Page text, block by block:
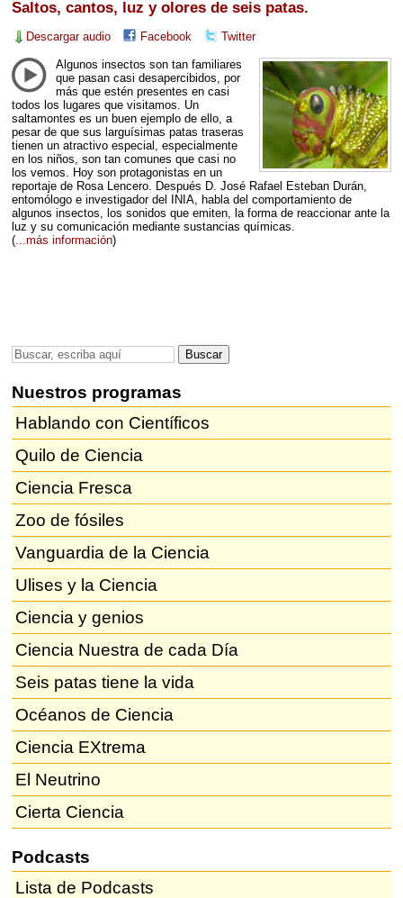
Saltos, cantos, luz y olores de seis patas.
Descargar audio Facebook Twitter
Algunos insectos son tan familiares
que pasan casi desapercibidos, por
más que estén presentes en casi
todos los lugares que visitamos. Un
saltamontes es un buen ejemplo de ello, a
pesar de que sus larguísimas patas traseras
tienen un atractivo especial, especialmente
en los niños, son tan comunes que casi no
los vemos. Hoy son protagonistas en un
reportaje de Rosa Lencero. Después D. José Rafael Esteban Durán,
entomólogo e investigador del
INIA, habla del comportamiento de
algunos insectos, los sonidos que emiten, la forma de reaccionar ante la
luz y su comunicación mediante sustancias químicas.
(...más información)
Nuestros programas
Hablando con Científicos
Quilo de Ciencia
Ciencia Fresca
Zoo de fósiles
Vanguardia de la Ciencia
Ulises y la Ciencia
Ciencia y genios
Ciencia Nuestra de cada Día
Seis patas tiene la vida
Océanos de Ciencia
Ciencia EXtrema
El Neutrino
Cierta Ciencia
Podcasts
Lista de Podcasts